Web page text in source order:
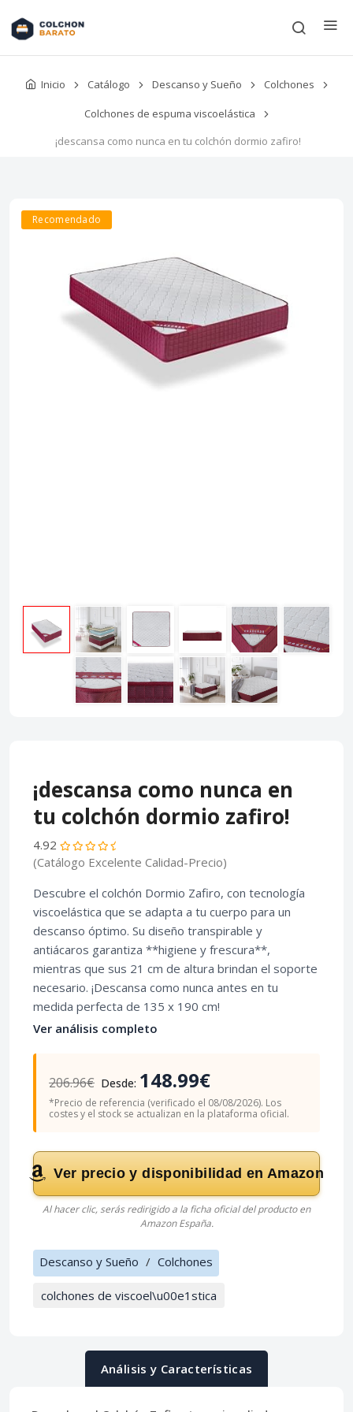
Inicio Catálogo Descanso y Sueño Colchones
Colchones de espuma viscoelástica
¡descansa como nunca en tu colchón dormio zafiro!
Recomendado
¡descansa como nunca en
tu colchón dormio zafiro!
4.92
(Catálogo Excelente Calidad-Precio)
Descubre el colchón Dormio Zafiro, con tecnología
viscoelástica que se adapta a tu cuerpo para un
descanso óptimo. Su diseño transpirable y
antiácaros garantiza **higiene y frescura**,
mientras que sus 21 cm de altura brindan el soporte
necesario. ¡Descansa como nunca antes en tu
medida perfecta de 135 x 190 cm!
Ver análisis completo
206.96€ Desde: 148.99€
*Precio de referencia (verificado el 08/08/2026). Los
costes y el stock se actualizan en la plataforma oficial.
Ver precio y disponibilidad en Amazon
Al hacer clic, serás redirigido a la ficha oficial del producto en
Amazon España.
Descanso y Sueño / Colchones
colchones de viscoel\u00e1stica
Análisis y Características